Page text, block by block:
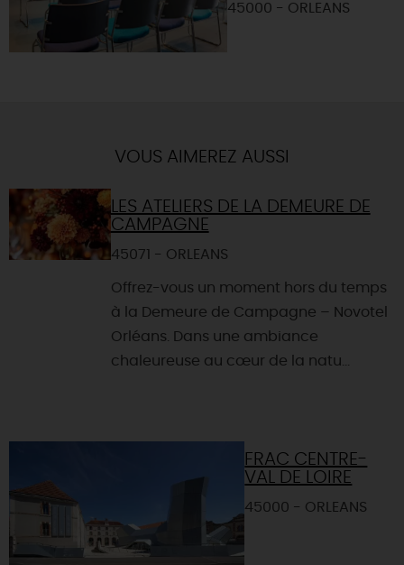
45000 - ORLEANS
VOUS AIMEREZ AUSSI
LES ATELIERS DE LA DEMEURE DE
CAMPAGNE
45071 - ORLEANS
Offrez-vous un moment hors du temps
à la Demeure de Campagne – Novotel
Orléans. Dans une ambiance
chaleureuse au cœur de la natu...
FRAC CENTRE-
VAL DE LOIRE
45000 - ORLEANS